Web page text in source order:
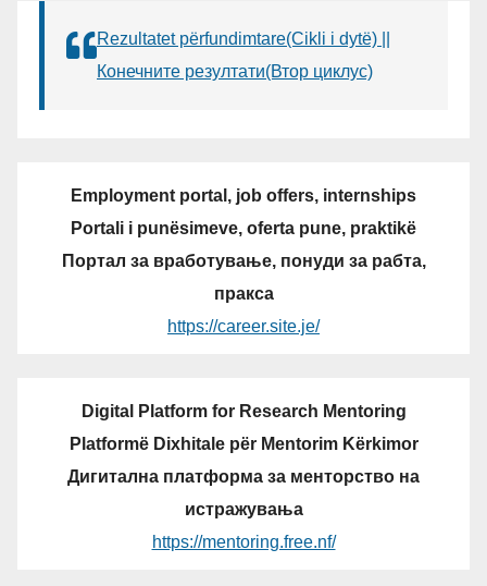
Rezultatet përfundimtare(Cikli i dytë) ||
Конечните резултати(Втор циклус)
Employment portal, job offers, internships
Portali i punësimeve, oferta pune, praktikë
Портал за вработување, понуди за рабта,
пракса
https://career.site.je/
Digital Platform for Research Mentoring
Platformë Dixhitale për Mentorim Kërkimor
Дигитална платформа за менторство на
истражувања
https://mentoring.free.nf/